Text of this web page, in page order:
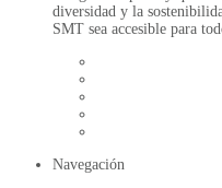
diversidad y la
SMT sea accesible para
Navegación